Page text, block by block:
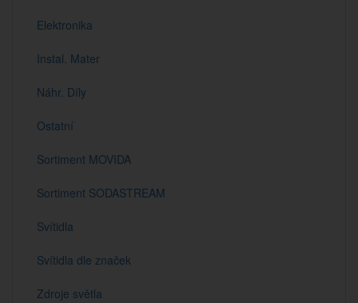
Elektronika
Instal. Mater
Náhr. Díly
Ostatní
Sortiment MOVIDA
Sortiment SODASTREAM
Svítidla
Svítidla dle značek
Zdroje světla